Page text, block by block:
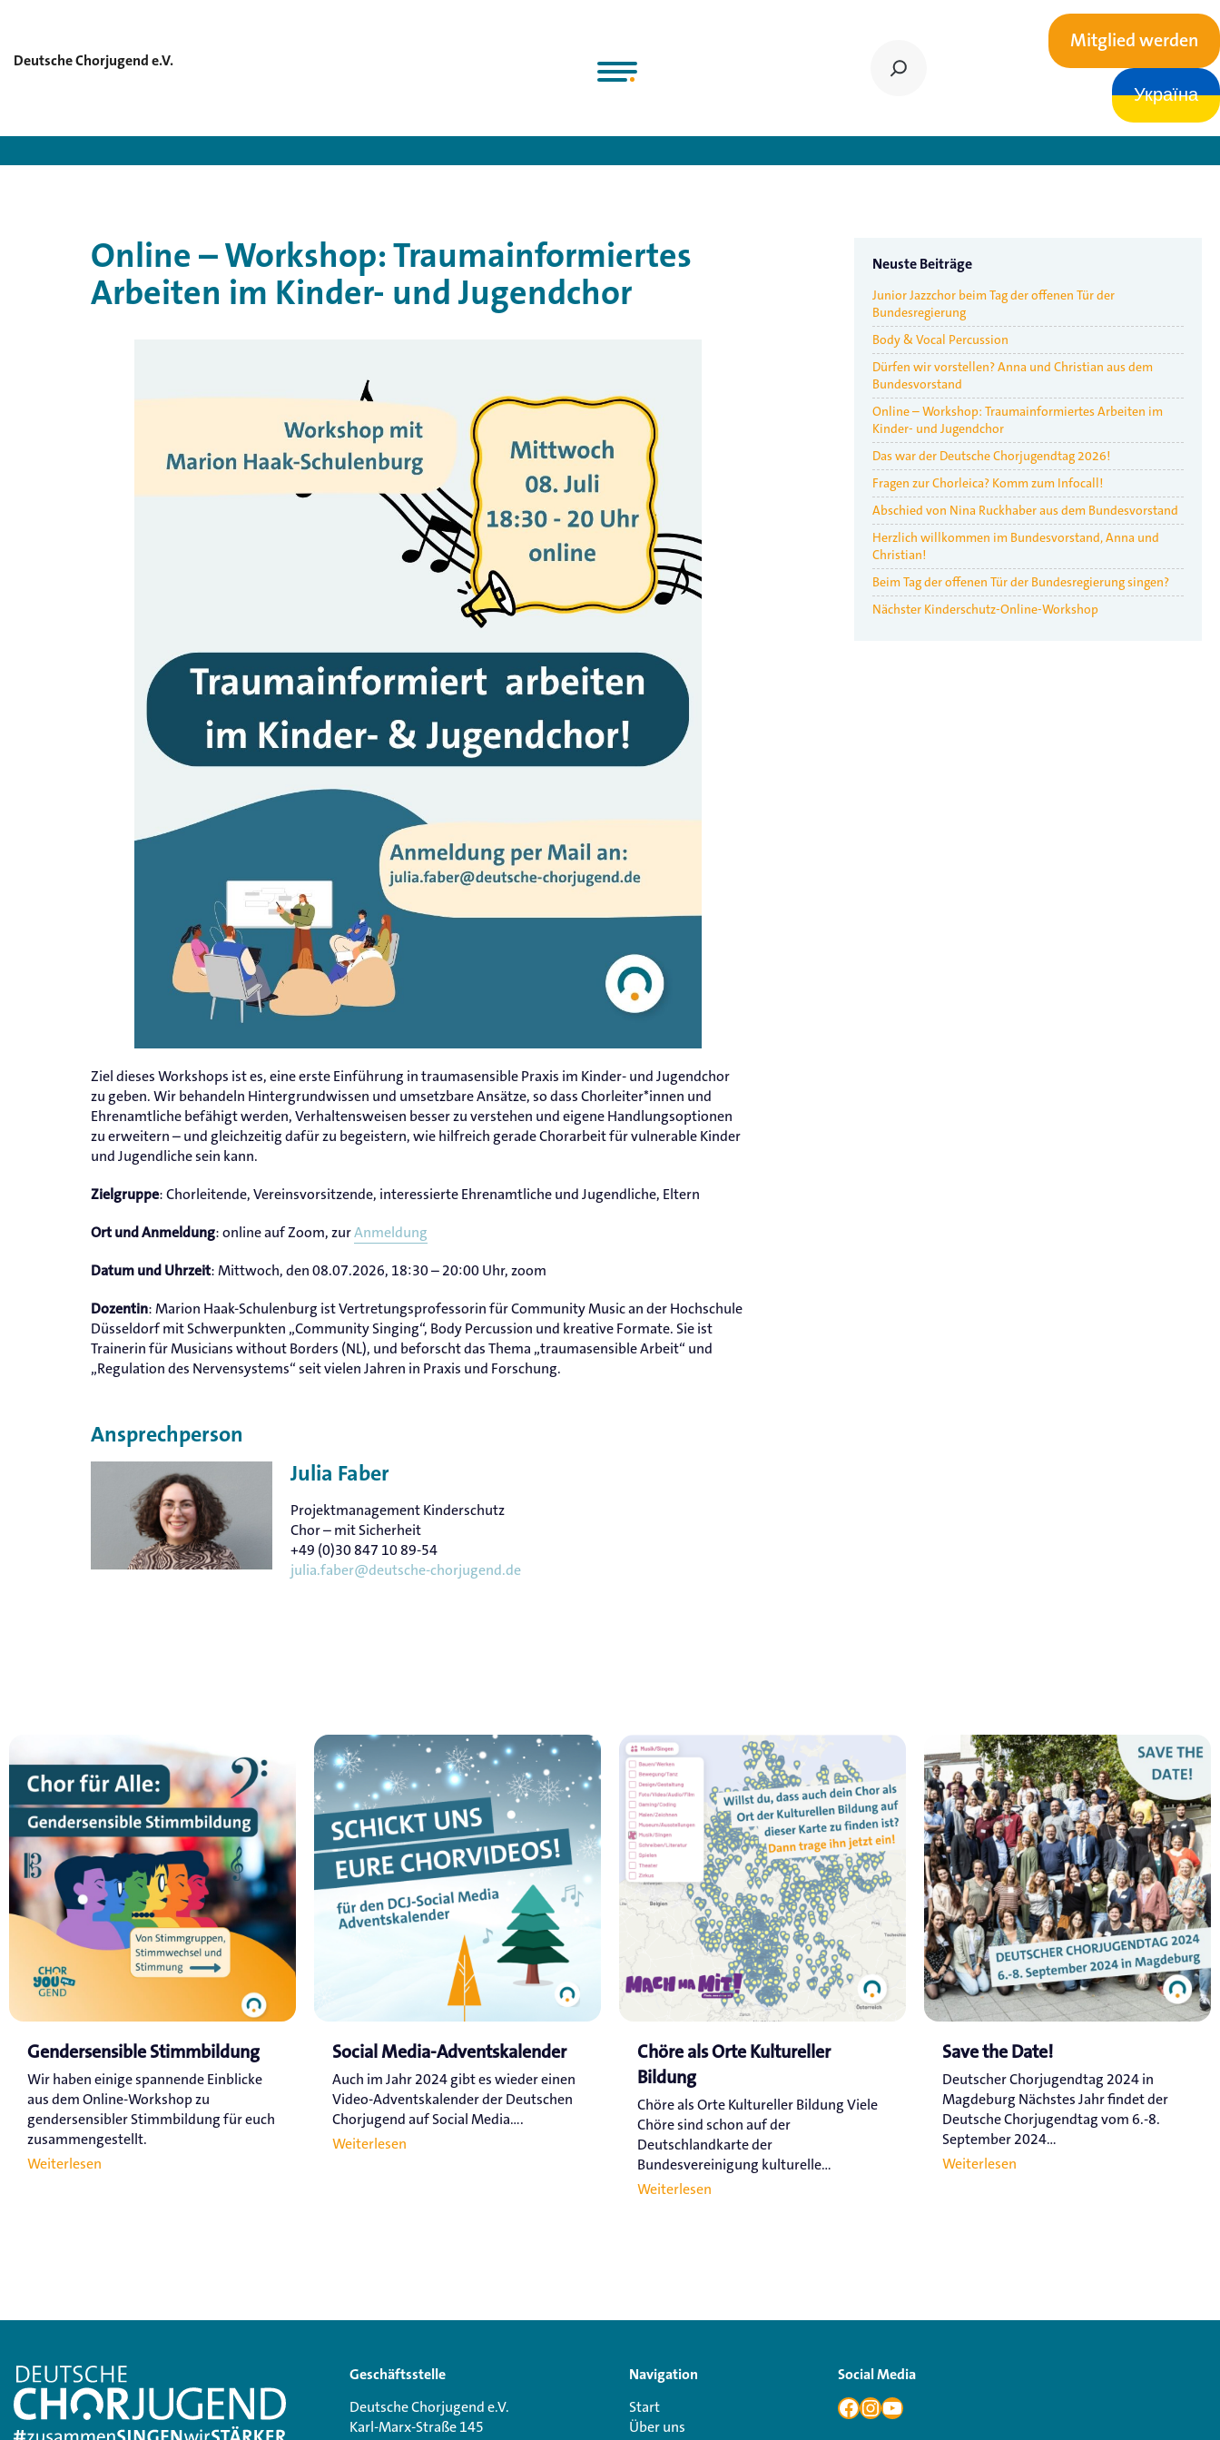
Deutsche Chorjugend e.V.
Mitglied werden
Україна
Online – Workshop: Traumainformiertes
Arbeiten im Kinder- und Jugendchor
Ziel dieses Workshops ist es, eine erste Einführung in traumasensible Praxis im Kinder- und Jugendchor
zu geben. Wir behandeln Hintergrundwissen und umsetzbare Ansätze, so dass Chorleiter*innen und
Ehrenamtliche befähigt werden, Verhaltensweisen besser zu verstehen und eigene Handlungsoptionen
zu erweitern – und gleichzeitig dafür zu begeistern, wie hilfreich gerade Chorarbeit für vulnerable Kinder
und Jugendliche sein kann.
Zielgruppe: Chorleitende, Vereinsvorsitzende, interessierte Ehrenamtliche und Jugendliche, Eltern
Ort und Anmeldung: online auf Zoom, zurAnmeldung
Datum und Uhrzeit: Mittwoch, den 08.07.2026, 18:30 – 20:00 Uhr, zoom
Dozentin: Marion Haak-Schulenburg ist Vertretungsprofessorin für Community Music an der Hochschule
Düsseldorf mit Schwerpunkten „Community Singing“, Body Percussion und kreative Formate. Sie ist
Trainerin für Musicians without Borders (NL), und beforscht das Thema „traumasensible Arbeit“ und
„Regulation des Nervensystems“ seit vielen Jahren in Praxis und Forschung.
Ansprechperson
Julia Faber
Projektmanagement Kinderschutz
Chor – mit Sicherheit
+49 (0)30 847 10 89-54
julia.faber@deutsche-chorjugend.de
Neuste Beiträge
Junior Jazzchor beim Tag der offenen Tür der
Bundesregierung
Body & Vocal Percussion
Dürfen wir vorstellen? Anna und Christian aus dem
Bundesvorstand
Online – Workshop: Traumainformiertes Arbeiten im
Kinder- und Jugendchor
Das war der Deutsche Chorjugendtag 2026!
Fragen zur Chorleica? Komm zum Infocall!
Abschied von Nina Ruckhaber aus dem Bundesvorstand
Herzlich willkommen im Bundesvorstand, Anna und
Christian!
Beim Tag der offenen Tür der Bundesregierung singen?
Nächster Kinderschutz-Online-Workshop
Gendersensible Stimmbildung
Wir haben einige spannende Einblicke
aus dem Online-Workshop zu
gendersensibler Stimmbildung für euch
zusammengestellt.
Weiterlesen
Social Media-Adventskalender
Auch im Jahr 2024 gibt es wieder einen
Video-Adventskalender der Deutschen
Chorjugend auf Social Media....
Weiterlesen
Chöre als Orte Kultureller
Bildung
Chöre als Orte Kultureller Bildung Viele
Chöre sind schon auf der
Deutschlandkarte der
Bundesvereinigung kulturelle...
Weiterlesen
Save the Date!
Deutscher Chorjugendtag 2024 in
Magdeburg Nächstes Jahr findet der
Deutsche Chorjugendtag vom 6.-8.
September 2024...
Weiterlesen
Geschäftsstelle
Deutsche Chorjugend e.V.
Karl-Marx-Straße 145
Navigation
Start
Über uns
Social Media